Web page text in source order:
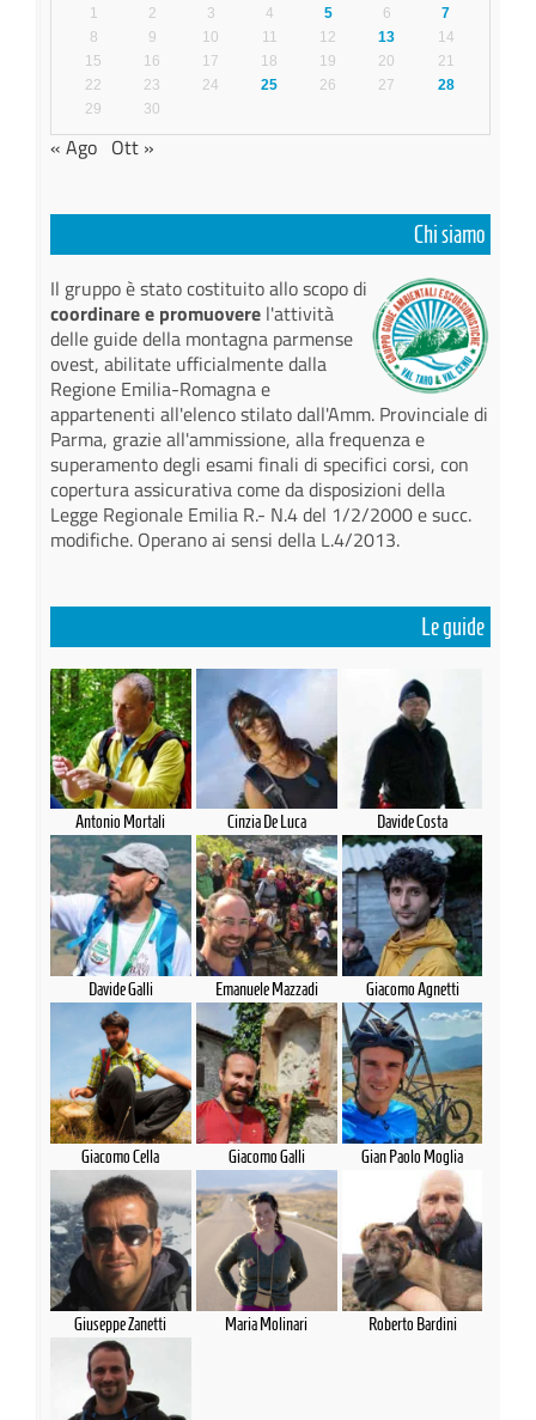
1 2 3 4 5 6
7
8
9 10 11 12 13
14
15
16 17 18 19 20
21
22
23 24 25 26 27
28
29
30
« Ago Ott »
Chi siamo
Il gruppo è stato costituito allo scopo di
coordinare e promuoverel'attività
delle guide della montagna parmense
ovest, abilitate ufficialmente dalla
Regione Emilia-Romagna e
appartenenti all'elenco stilato dall'Amm. Provinciale di
Parma, grazie all'ammissione, alla frequenza e
superamento degli esami finali di specifici corsi, con
copertura assicurativa come da disposizioni della
Legge Regionale Emilia R.- N.4 del 1/2/2000 e succ.
modifiche. Operano ai sensi della L.4/2013.
Le guide
Antonio Mortali Cinzia De Luca Davide Costa
Davide Galli Emanuele Mazzadi Giacomo Agnetti
Giacomo Cella Giacomo Galli Gian Paolo Moglia
Giuseppe Zanetti Maria Molinari Roberto Bardini